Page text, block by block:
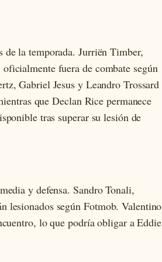
de la temporada. Jurriën Timber,
fuera de combate según
Gabriel Jesus y Leandro Trossard
que Declan Rice permanece
tras superar su lesión de
y defensa. Sandro Tonali,
lesionados según Fotmob. Valentino
lo que podría obligar a Eddie